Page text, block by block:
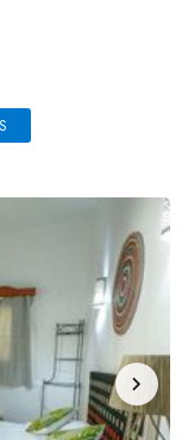
chevron_right